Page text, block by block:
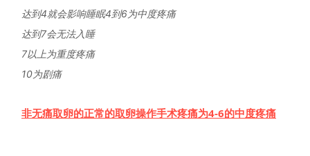
达到4就会影响睡眠4到6为中度疼痛
达到7会无法入睡
7以上为重度疼痛
10为剧痛
非无痛取卵的正常的取卵操作手术疼痛为4-6的中度疼痛